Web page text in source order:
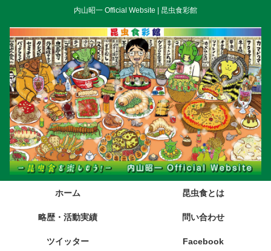
内山昭一 Official Website | 昆虫食彩館
ホーム 昆虫食とは
略歴・活動実績 問い合わせ
ツイッター Facebook